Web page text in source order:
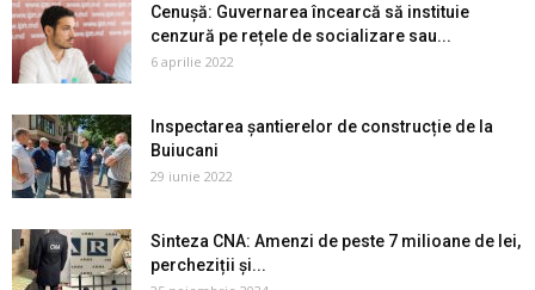
Cenușă: Guvernarea încearcă să instituie
cenzură pe rețele de socializare sau...
6 aprilie 2022
Inspectarea șantierelor de construcție de la
Buiucani
29 iunie 2022
Sinteza CNA: Amenzi de peste 7 milioane de lei,
percheziții și...